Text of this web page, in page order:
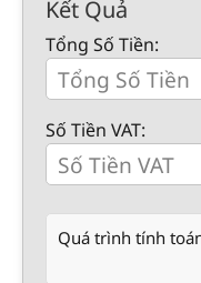
Kết Quả
Tổng Số Tiền:
Số Tiền VAT:
Quá trình tính